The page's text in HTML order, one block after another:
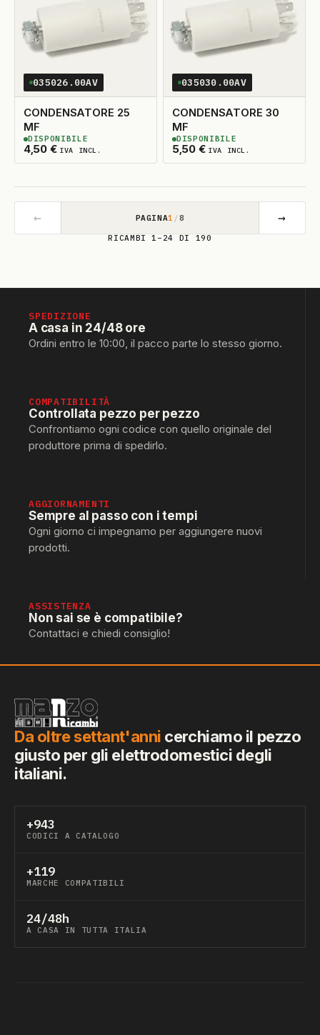
035026.00AV
CONDENSATORE 25
MF
4,50 € IVA INCL.
2DISPONIBILI
DISPONIBILE
035030.00AV
CONDENSATORE 30
MF
5,50 € IVA INCL.
2DISPONIBILI
DISPONIBILE
← PAGINA1 /8 →
RICAMBI 1–24 DI 190
SPEDIZIONE
A casa in 24/48 ore
Ordini entro le 10:00, il pacco parte lo stesso giorno.
COMPATIBILITÀ
Controllata pezzo per pezzo
Confrontiamo ogni codice con quello originale del
produttore prima di spedirlo.
AGGIORNAMENTI
Sempre al passo con i tempi
Ogni giorno ci impegnamo per aggiungere nuovi
prodotti.
ASSISTENZA
Non sai se è compatibile?
Contattaci e chiedi consiglio!
Da oltre settant'anni cerchiamo il pezzo
giusto per gli elettrodomestici degli
italiani.
+943
CODICI A CATALOGO
+119
MARCHE COMPATIBILI
24/48h
A CASA IN TUTTA ITALIA